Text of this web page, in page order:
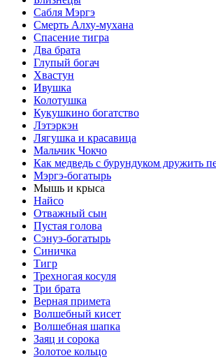
Сабля Мэргэ
Смерть Алху-мухана
Спасение тигра
Два брата
Глупый богач
Хвастун
Ивушка
Колотушка
Кукушкино богатство
Лэтэркэн
Лягушка и красавица
Мальчик Чокчо
Как медведь с бурундуком дружить
Мэргэ-богатырь
Мышь и крыса
Найсо
Отважный сын
Пустая голова
Сэнуэ-богатырь
Синичка
Тигр
Трехногая косуля
Три брата
Верная примета
Волшебный кисет
Волшебная шапка
Заяц и сорока
Золотое кольцо